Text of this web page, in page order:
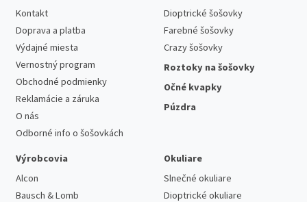
Kontakt
Doprava a platba
Výdajné miesta
Vernostný program
Obchodné podmienky
Reklamácie a záruka
O nás
Odborné info o šošovkách
Dioptrické šošovky
Farebné šošovky
Crazy šošovky
Roztoky na šošovky
Očné kvapky
Púzdra
Výrobcovia
Alcon
Bausch & Lomb
Okuliare
Slnečné okuliare
Dioptrické okuliare